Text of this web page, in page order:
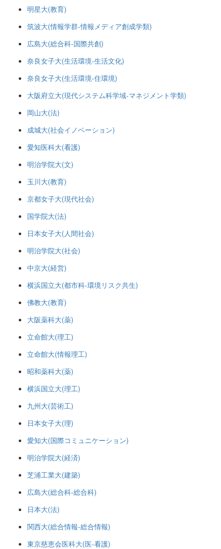
明星大(教育)
筑波大(情報学群-情報メディア創成学類)
広島大(総合科-国際共創)
奈良女子大(生活環境-生活文化)
奈良女子大(生活環境-住環境)
大阪府立大(現代システム科学域-マネジメント学類)
岡山大(法)
成城大(社会イノベーション)
愛知医科大(看護)
明治学院大(文)
玉川大(教育)
京都女子大(現代社会)
国学院大(法)
日本女子大(人間社会)
明治学院大(社会)
中京大(経営)
横浜国立大(都市科-環境リスク共生)
佛教大(教育)
大阪薬科大(薬)
立命館大(理工)
立命館大(情報理工)
昭和薬科大(薬)
横浜国立大(理工)
九州大(芸術工)
日本女子大(理)
愛知大(国際コミュニケーション)
明治学院大(経済)
芝浦工業大(建築)
広島大(総合科-総合科)
日本大(法)
関西大(総合情報-総合情報)
東京慈恵会医科大(医-看護)